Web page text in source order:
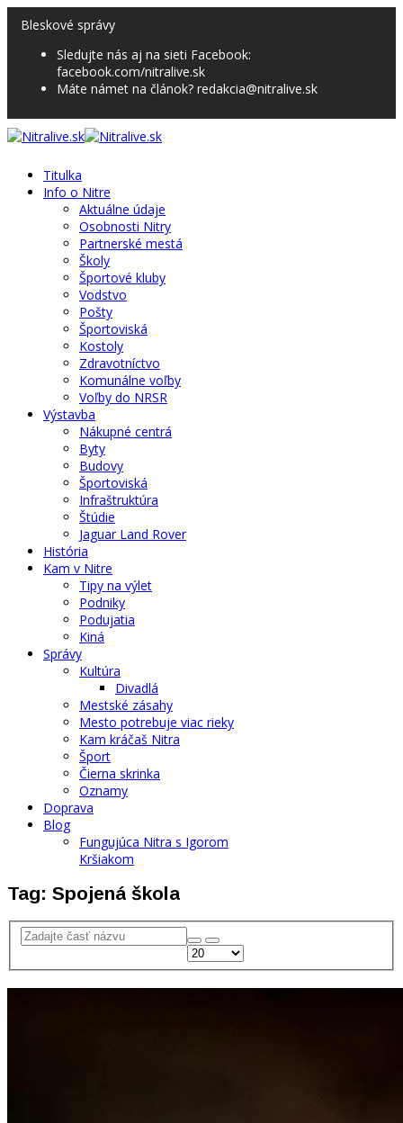
Bleskové správy
Sledujte nás aj na sieti Facebook:
facebook.com/nitralive.sk
Máte námet na článok? redakcia@nitralive.sk
Titulka
Info o Nitre
Aktuálne údaje
Osobnosti Nitry
Partnerské mestá
Školy
Športové kluby
Vodstvo
Pošty
Športoviská
Kostoly
Zdravotníctvo
Komunálne voľby
Voľby do NRSR
Výstavba
Nákupné centrá
Byty
Budovy
Športoviská
Infraštruktúra
Štúdie
Jaguar Land Rover
História
Kam v Nitre
Tipy na výlet
Podniky
Podujatia
Kiná
Správy
Kultúra
Divadlá
Mestské zásahy
Mesto potrebuje viac rieky
Kam kráčaš Nitra
Šport
Čierna skrinka
Oznamy
Doprava
Blog
Fungujúca Nitra s Igorom
Kršiakom
Tag: Spojená škola